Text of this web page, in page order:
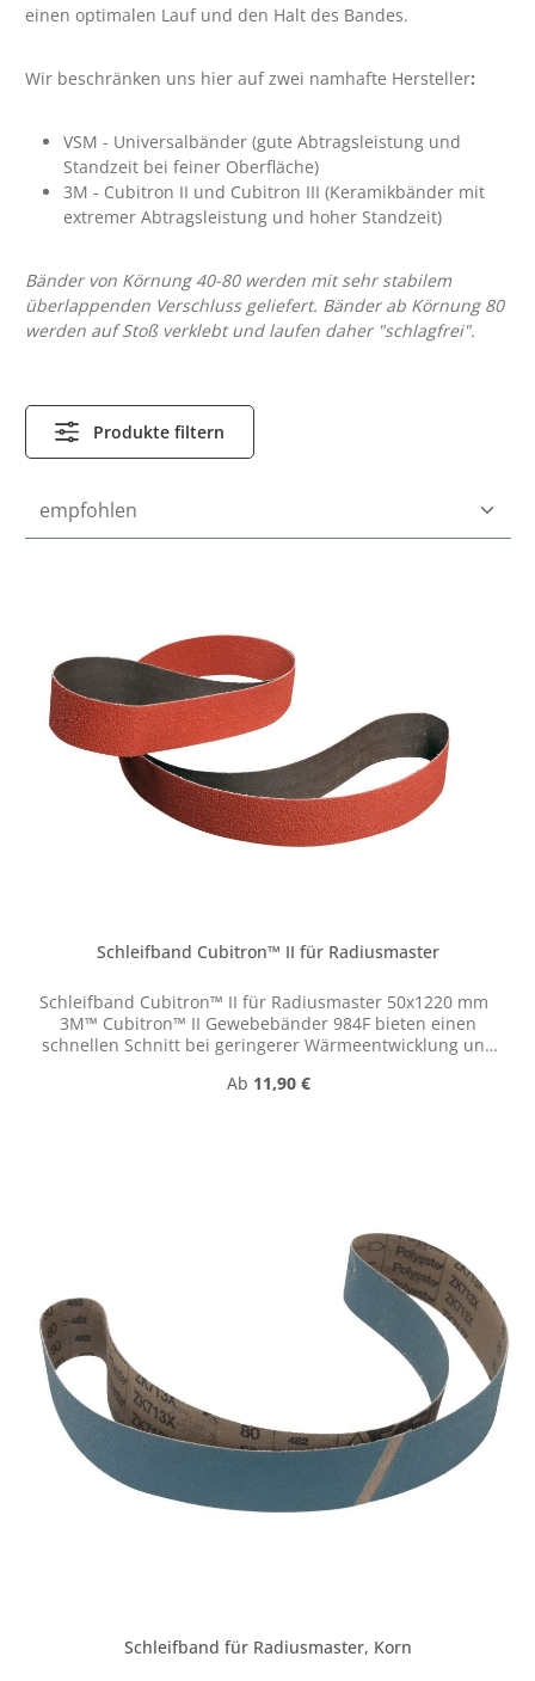
einen optimalen Lauf und den Halt des Bandes.
Wir beschränken uns hier auf zwei namhafte Hersteller:
VSM - Universalbänder (gute Abtragsleistung und
Standzeit bei feiner Oberfläche)
3M - Cubitron II und Cubitron III (Keramikbänder mit
extremer Abtragsleistung und hoher Standzeit)
Bänder von Körnung 40-80 werden mit sehr stabilem
überlappenden Verschluss geliefert. Bänder ab Körnung 80
werden auf Stoß verklebt und laufen daher "schlagfrei".
Produkte filtern
Schleifband Cubitron™ II für Radiusmaster
Schleifband Cubitron™ II für Radiusmaster 50x1220 mm
3M™ Cubitron™ II Gewebebänder 984F bieten einen
schnellen Schnitt bei geringerer Wärmeentwicklung und
gesamte Produktlebensdauer. Gleichzeitig wird ein
ab und schärfen sich dadurch laufend selbst. Dies
erhöht die Standzeit und ermöglicht gleichmäßige
Finish-Ergebnisse mit geringerem Schleifdruck. Aus
diesem Grund übertreffen und überdauern unsere
Gewebebänder jedes herkömmliche Keramikschleifmittel
für Industrieanwendungen auf dem Markt. Sie besitzen
eine Gewebeverbindung, die eine höhere Festigkeit beim
Schleifen mit mittlerem bis hohem Anpressdruck bietet.
Patentierte 3M™ Technologie sorgt für außergewöhnliche
Schneidleistung und kühlen Schliff bei höherer
Produktivität Schleifprozesse mit geringer
Wärmeeinbringung, so dass keine Spannungsrisse und
Verfärbungen entstehen extrem hohe Standzeit
Regulärer Preis:
Ab 11,90 €
Schleifband für Radiusmaster, Korn